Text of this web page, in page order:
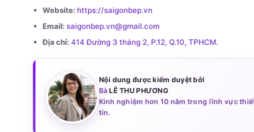
Website: https://saigonbep.vn
Email: saigonbep.vn@gmail.com
Địa chỉ: 414 Đường 3 tháng 2, P.12, Q.10, TPHCM.
Nội dung được kiểm duyệt bởi
BàLÊ THU PHƯƠNG
Kinh nghiệm hơn 10 năm trong lĩnh vực
tín.